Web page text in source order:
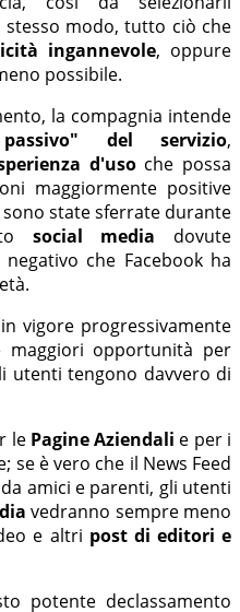
modo, tutto ciò che
ingannevole, oppure
possibile.
la compagnia intende
del servizio,
d'usoche possa
maggiormente positive
state sferrate durante
social media dovute
che Facebook ha
vigore progressivamente
opportunità per
utenti tengono davvero di
le Pagine Aziendali e per i
se è vero che il News Feed
amici e parenti, gli utenti
vedranno sempre meno
e altri post di editori e
potente declassamento